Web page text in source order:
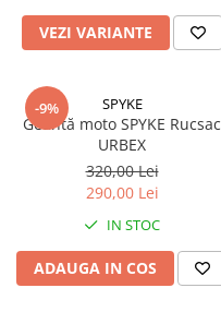
VEZI VARIANTE
-9% SPYKE
Geantă moto SPYKE Rucsac
URBEX
320,00 Lei
290,00 Lei
IN STOC
ADAUGA IN COS